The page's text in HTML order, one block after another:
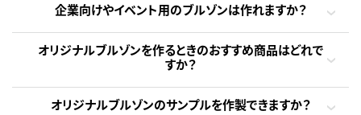
企業向けやイベント用のブルゾンは作れますか？
オリジナルブルゾンを作るときのおすすめ商品はどれで
すか？
オリジナルブルゾンのサンプルを作製できますか？